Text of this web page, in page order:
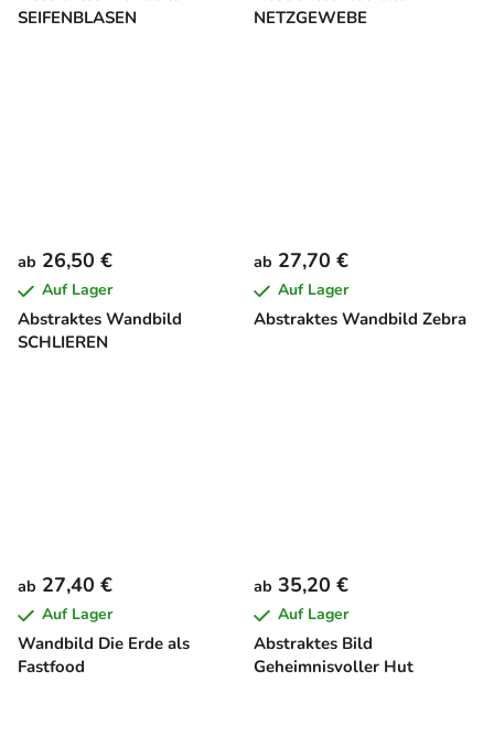
SEIFENBLASEN
NETZGEWEBE
Abstraktes Wandbild
SCHLIEREN
ab 26,50 €
Auf Lager
Abstraktes Wandbild Zebra
ab 27,70 €
Auf Lager
Wandbild Die Erde als
Fastfood
ab 27,40 €
Auf Lager
Abstraktes Bild
Geheimnisvoller Hut
ab 35,20 €
Auf Lager